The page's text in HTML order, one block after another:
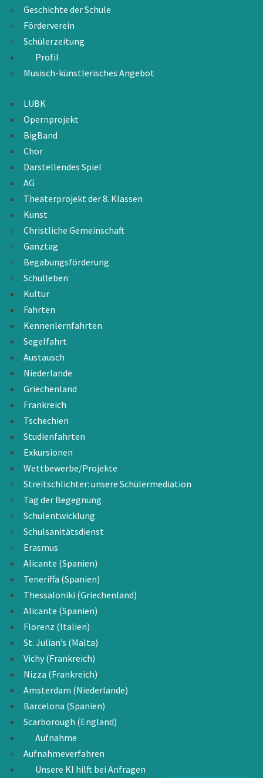
Geschichte der Schule
Förderverein
Schülerzeitung
Profil
Musisch-künstlerisches Angebot
LUBK
Opernprojekt
BigBand
Chor
Darstellendes Spiel
AG
Theaterprojekt der 8. Klassen
Kunst
Christliche Gemeinschaft
Ganztag
Begabungsförderung
Schulleben
Kultur
Fahrten
Kennenlernfahrten
Segelfahrt
Austausch
Niederlande
Griechenland
Frankreich
Tschechien
Studienfahrten
Exkursionen
Wettbewerbe/Projekte
Streitschlichter: unsere Schülermediation
Tag der Begegnung
Schulentwicklung
Schulsanitätsdienst
Erasmus
Alicante (Spanien)
Teneriffa (Spanien)
Thessaloniki (Griechenland)
Alicante (Spanien)
Florenz (Italien)
St. Julian’s (Malta)
Vichy (Frankreich)
Nizza (Frankreich)
Amsterdam (Niederlande)
Barcelona (Spanien)
Scarborough (England)
Aufnahme
Aufnahmeverfahren
Unsere KI hilft bei Anfragen